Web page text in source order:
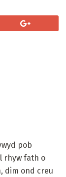
pob
rhyw fath o
dim ond creu